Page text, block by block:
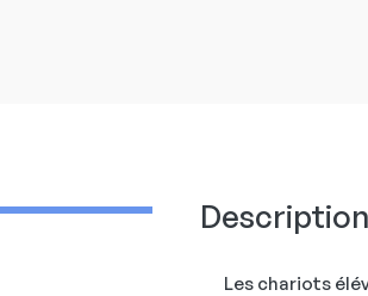
Description
Les chariots